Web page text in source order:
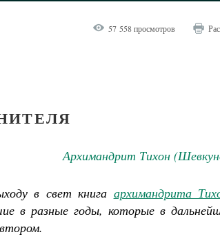
57 558 просмотров
Архимандрит Тихон
в свет книга архимандрита
в разные годы, которые в